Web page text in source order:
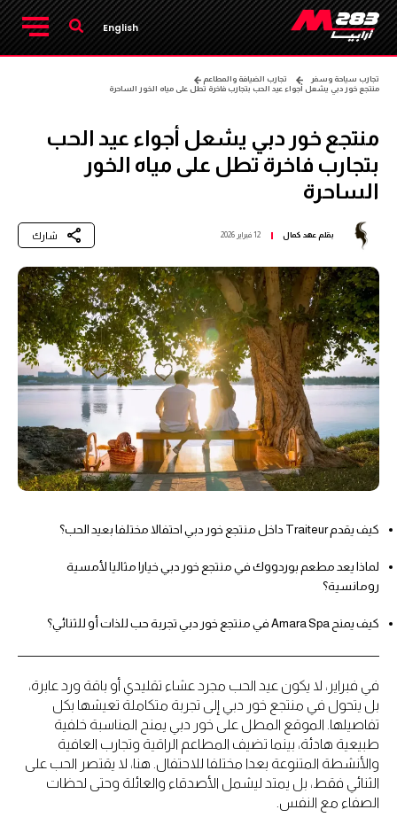
English
تجارب سياحة وسفر
تجارب الضيافة والمطاعم
منتجع خور دبي يشعل أجواء عيد الحب بتجارب فاخرة تطل على مياه الخور الساحرة
منتجع خور دبي يشعل أجواء عيد الحب
بتجارب فاخرة تطل على مياه الخور
الساحرة
بقلمعهد كمال 12 فبراير 2026 شارك
كيف يقدم Traiteur داخل منتجع خور دبي احتفالا مختلفا بعيد الحب؟
لماذا يعد مطعم بوردووك في منتجع خور دبي خيارا مثاليا لأمسية
رومانسية؟
كيف يمنح Amara Spa في منتجع خور دبي تجربة حب للذات أو للثنائي؟
في فبراير، لا يكون عيد الحب مجرد عشاء تقليدي أو باقة ورد عابرة،
بل يتحول في منتجع خور دبي إلى تجربة متكاملة تعيشها بكل
تفاصيلها. الموقع المطل على خور دبي يمنح المناسبة خلفية
طبيعية هادئة، بينما تضيف المطاعم الراقية وتجارب العافية
والأنشطة المتنوعة بعدا مختلفا للاحتفال. هنا، لا يقتصر الحب على
الثنائي فقط، بل يمتد ليشمل الأصدقاء والعائلة وحتى لحظات
الصفاء مع النفس.